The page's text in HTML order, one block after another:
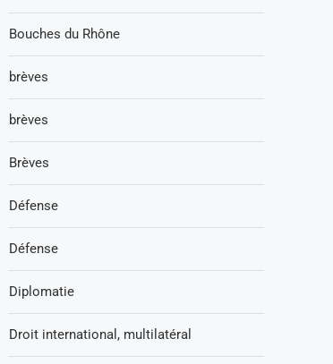
Bouches du Rhône
brèves
brèves
Brèves
Défense
Défense
Diplomatie
Droit international, multilatéral